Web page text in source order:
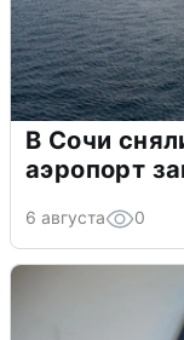
В Сочи
аэропорт
6 августа 0